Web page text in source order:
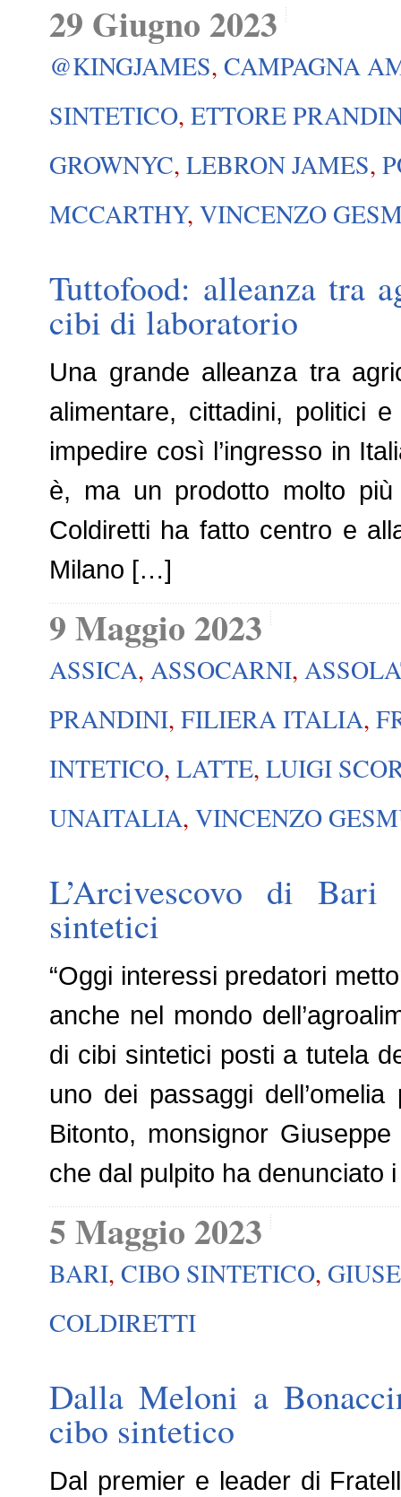
29 Giugno 2023
@KINGJAMES, CAMPAGNA
SINTETICO, ETTORE
GROWNYC, LEBRON JAMES,
MCCARTHY, VINCENZO
Tuttofood: alleanza tra
cibi di laboratorio
Una grande alleanza tra
alimentare, cittadini, politici
impedire così l’ingresso in
è, ma un prodotto molto
Coldiretti ha fatto centro e
Milano […]
9 Maggio 2023
ASSICA, ASSOCARNI,
PRANDINI, FILIERA ITALIA,
INTETICO, LATTE, LUIGI
UNAITALIA, VINCENZO
L’Arcivescovo di
sintetici
“Oggi interessi predatori
anche nel mondo
di cibi sintetici posti a tutela
uno dei passaggi
Bitonto, monsignor
che dal pulpito ha
5 Maggio 2023
BARI, CIBO SINTETICO,
COLDIRETTI
Dalla Meloni a
cibo sintetico
Dal premier e leader di